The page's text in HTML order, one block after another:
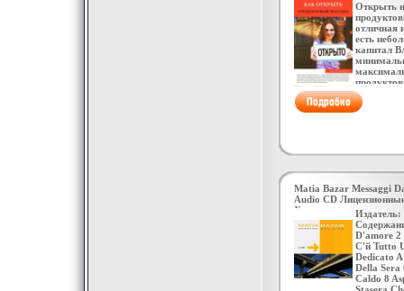
Открыть
отличная
есть
капитал
самый
отличие
бумажная
Главное
бизнес -
эта книга
Торозова.
Matia Bazar Messaggi
Audio CD
Характеристики
Альбом: Импортное
Издатель:
D'amore 2
C'й Tutto
Dedicato
Della Sera
Caldo 8